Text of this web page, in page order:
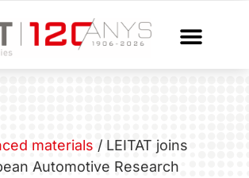
materials / LEITAT joins
Automotive Research